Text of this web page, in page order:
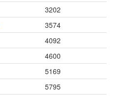
3202
3574
4092
4600
5169
5795